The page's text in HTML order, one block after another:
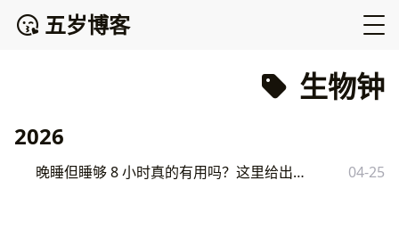
五岁博客
生物钟
2026
晚睡但睡够 8 小时真的有用吗？这里给出了答案 04-25